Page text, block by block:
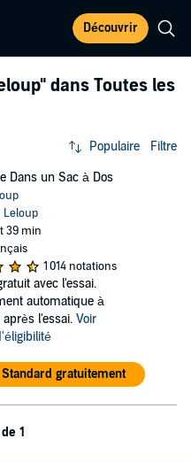
Découvrir
dans Toutes les
Populaire Filtre
Dans un Sac à Dos
Leloup
39 min
1 014 notations
avec l'essai.
automatique à
l'essai. Voir
Standard gratuitement
1